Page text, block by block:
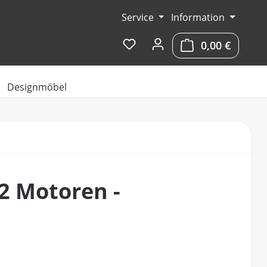
Service Information
Du hast 0 Produkte auf dem
0,00 €
Designmöbel
Motoren -